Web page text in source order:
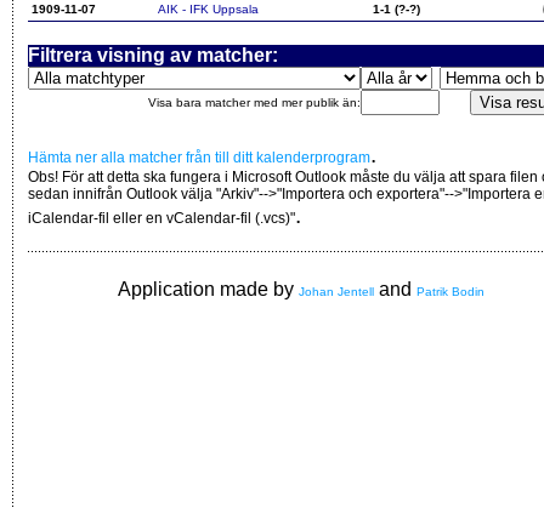
1909-11-07
AIK - IFK Uppsala 1-1 (?-?)
Filtrera visning av matcher:
Visa bara matcher med mer publik än:
Hämta ner alla matcher från till ditt kalenderprogram.
Obs! För att detta ska fungera i Microsoft Outlook måste du välja att spara filen
sedan innifrån Outlook välja "Arkiv"-->"Importera och exportera"-->"Importera
iCalendar-fil eller en vCalendar-fil (.vcs)".
Application made by Johan Jentell and Patrik Bodin